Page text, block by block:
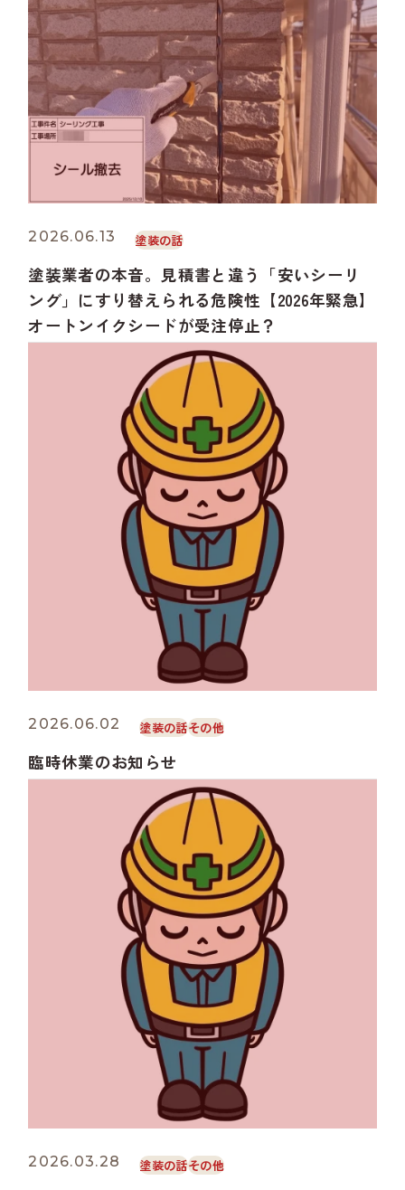
2026.06.13 塗装の話
塗装業者の本音。見積書と違う「安いシーリ
ング」にすり替えられる危険性【2026年緊急】
オートンイクシードが受注停止？
2026.06.02 塗装の話その他
臨時休業のお知らせ
2026.03.28 塗装の話その他